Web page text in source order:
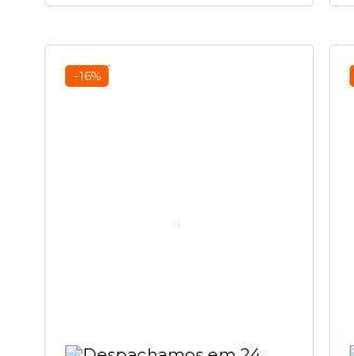
-16%